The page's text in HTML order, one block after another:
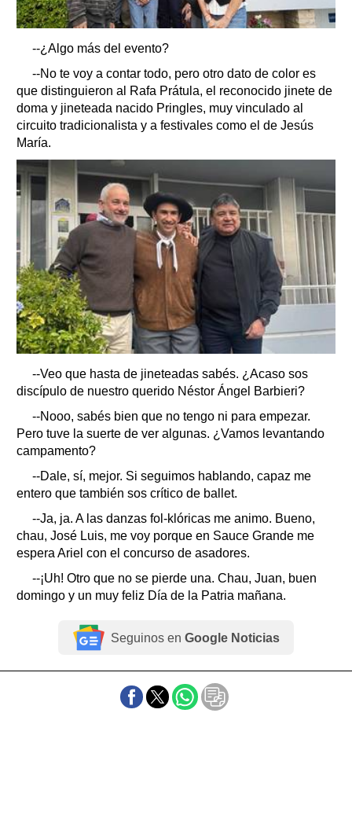
--¿Algo más del evento?
--No te voy a contar todo, pero otro dato de color es
que distinguieron al Rafa Prátula, el reconocido jinete de
doma y jineteada nacido Pringles, muy vinculado al
circuito tradicionalista y a festivales como el de Jesús
María.
--Veo que hasta de jineteadas sabés. ¿Acaso sos
discípulo de nuestro querido Néstor Ángel Barbieri?
--Nooo, sabés bien que no tengo ni para empezar.
Pero tuve la suerte de ver algunas. ¿Vamos levantando
campamento?
--Dale, sí, mejor. Si seguimos hablando, capaz me
entero que también sos crítico de ballet.
--Ja, ja. A las danzas fol-klóricas me animo. Bueno,
chau, José Luis, me voy porque en Sauce Grande me
espera Ariel con el concurso de asadores.
--¡Uh! Otro que no se pierde una. Chau, Juan, buen
domingo y un muy feliz Día de la Patria mañana.
Seguinos en Google Noticias